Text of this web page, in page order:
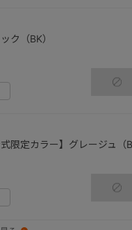
ク（BK）
限定カラー】グレージュ（